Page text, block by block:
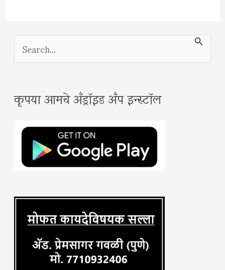
S
e
r
:
कृपया आमचे अँड्रॉइड अँप इन्स्टॉल